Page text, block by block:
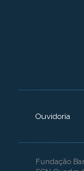
Ouvidoria
Fundação